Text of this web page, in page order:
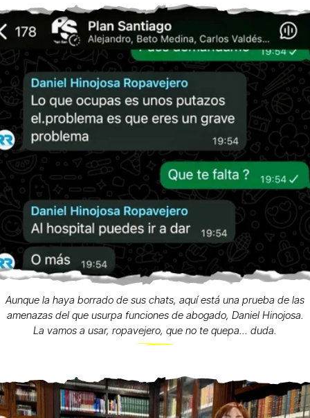
Aunque la haya borrado de sus chats, aquí está una prueba de las
amenazas del que usurpa funciones de abogado, Daniel Hinojosa.
La vamos a usar, ropavejero, que no te quepa... duda.